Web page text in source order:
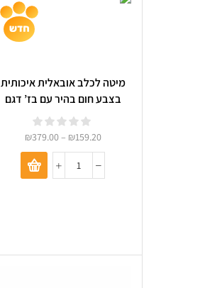
מיטה לכלב אובאלית איכותית
בצבע חום בהיר עם בז’ דגם
OTTOMAN 04
₪159.20
–
₪379.00